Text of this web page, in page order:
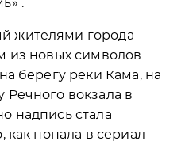
.
жителями города
из новых символов
берегу реки Кама, на
вокзала в
надпись стала
как попала в сериал